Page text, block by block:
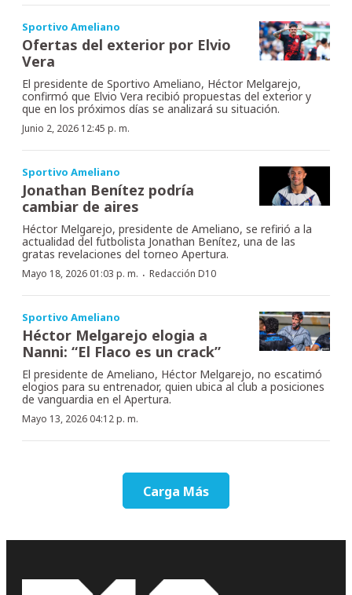
Sportivo Ameliano
Ofertas del exterior por Elvio
Vera
El presidente de Sportivo Ameliano, Héctor Melgarejo,
confirmó que Elvio Vera recibió propuestas del exterior y
que en los próximos días se analizará su situación.
Junio 2, 2026 12:45 p. m.
Sportivo Ameliano
Jonathan Benítez podría
cambiar de aires
Héctor Melgarejo, presidente de Ameliano, se refirió a la
actualidad del futbolista Jonathan Benítez, una de las
gratas revelaciones del torneo Apertura.
Mayo 18, 2026 01:03 p. m. · Redacción D10
Sportivo Ameliano
Héctor Melgarejo elogia a
Nanni: “El Flaco es un crack”
El presidente de Ameliano, Héctor Melgarejo, no escatimó
elogios para su entrenador, quien ubica al club a posiciones
de vanguardia en el Apertura.
Mayo 13, 2026 04:12 p. m.
Carga Más